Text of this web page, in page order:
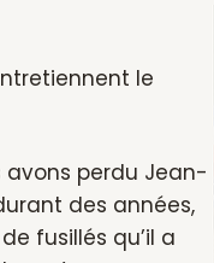
le
perdu Jean-
des années,
fusillés qu’il a